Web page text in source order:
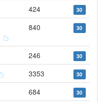
424 30
840 30
246 30
3353 30
684 30